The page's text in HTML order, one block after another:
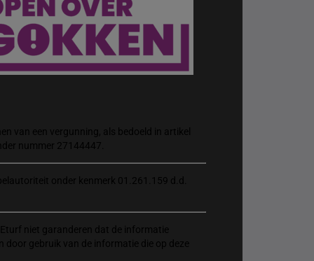
van een vergunning, als bedoeld in artikel
nummer 27144447.
onder kenmerk 01.261.159 d.d.
niet garanderen dat de informatie
gebruik van de informatie die op deze